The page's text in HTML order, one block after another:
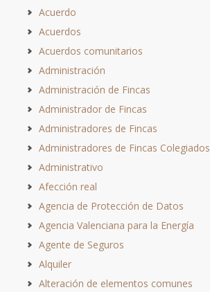
Acuerdo
Acuerdos
Acuerdos comunitarios
Administración
Administración de Fincas
Administrador de Fincas
Administradores de Fincas
Administradores de Fincas Colegiados
Administrativo
Afección real
Agencia de Protección de Datos
Agencia Valenciana para la Energía
Agente de Seguros
Alquiler
Alteración de elementos comunes